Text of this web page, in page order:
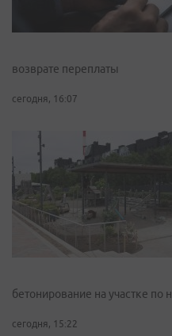
возврате переплаты
сегодня, 16:07
бетонирование на участке по
сегодня, 15:22